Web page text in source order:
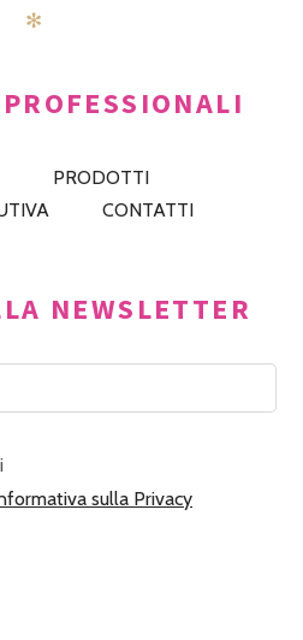
✻
PRODOTTI
CONTATTI
NEWSLETTER
sulla Privacy